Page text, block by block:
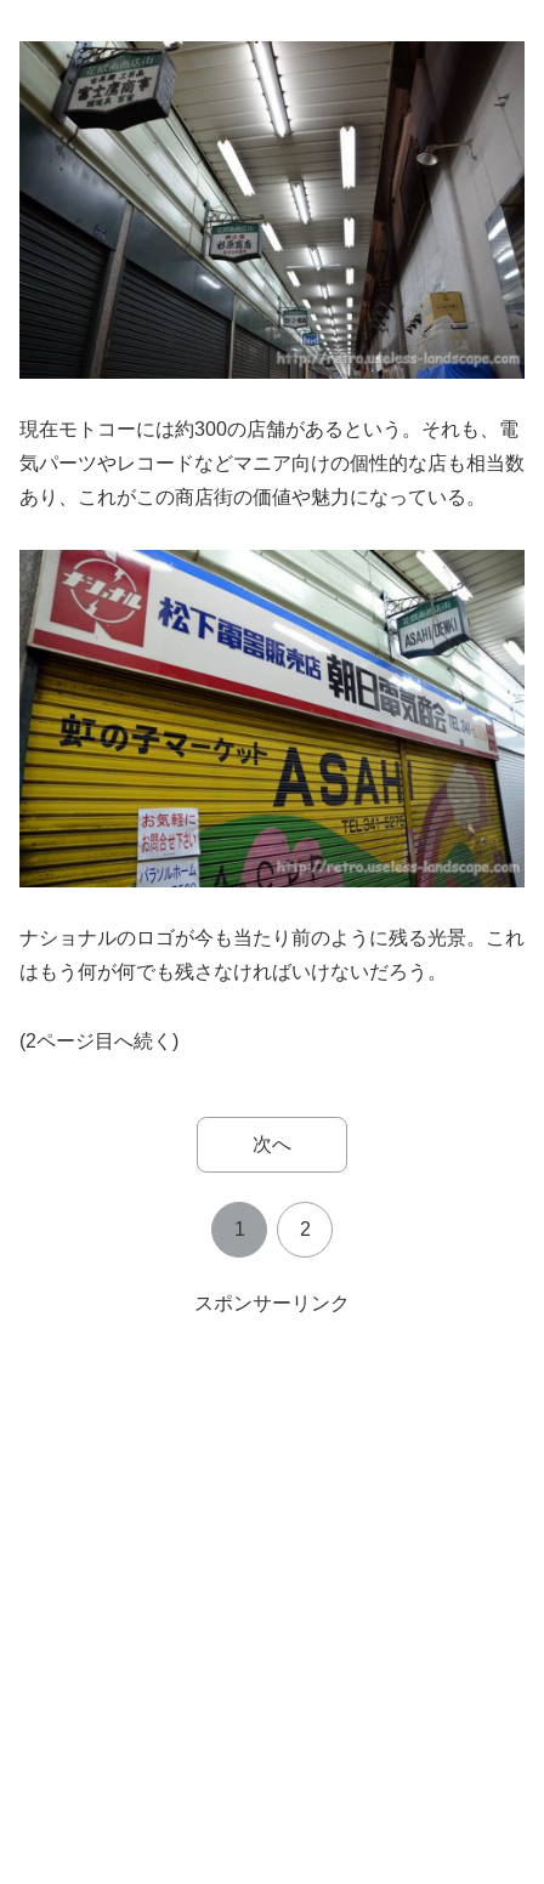
現在モトコーには約300の店舗があるという。それも、電
気パーツやレコードなどマニア向けの個性的な店も相当数
あり、これがこの商店街の価値や魅力になっている。
ナショナルのロゴが今も当たり前のように残る光景。これ
はもう何が何でも残さなければいけないだろう。
(2ページ目へ続く)
次へ
1 2
スポンサーリンク